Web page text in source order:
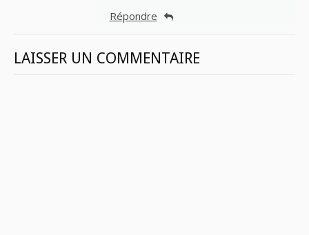
Répondre
LAISSER UN COMMENTAIRE